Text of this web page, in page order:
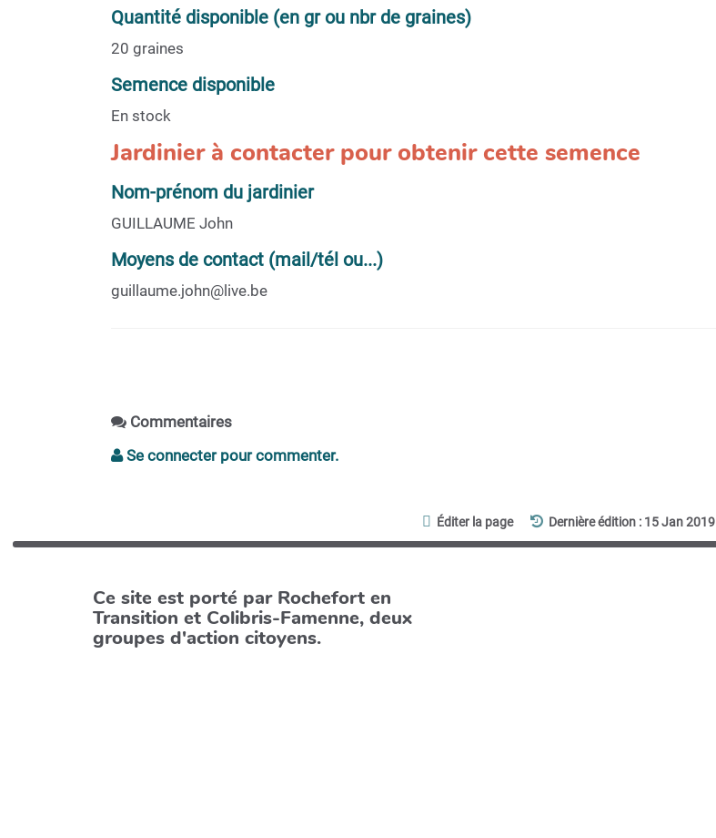
Quantité disponible (en gr ou nbr de graines)
20 graines
Semence disponible
En stock
Jardinier à contacter pour obtenir cette semence
Nom-prénom du jardinier
GUILLAUME John
Moyens de contact (mail/tél ou...)
guillaume.john@live.be
Commentaires
Se connecter pour commenter.
Éditer la page Dernière édition : 15 Jan 2019
Ce site est porté par Rochefort en
Transition et Colibris-Famenne, deux
groupes d'action citoyens.